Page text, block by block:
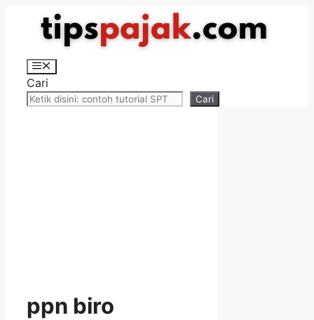
Langsung
Menu
Cari
Cari
ppn biro